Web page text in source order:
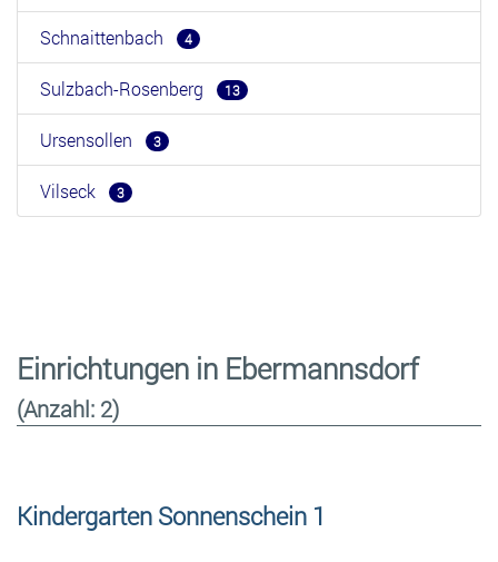
Schnaittenbach 4
Sulzbach-Rosenberg 13
Ursensollen 3
Vilseck 3
Einrichtungen in Ebermannsdorf
(Anzahl: 2)
Kindergarten Sonnenschein 1